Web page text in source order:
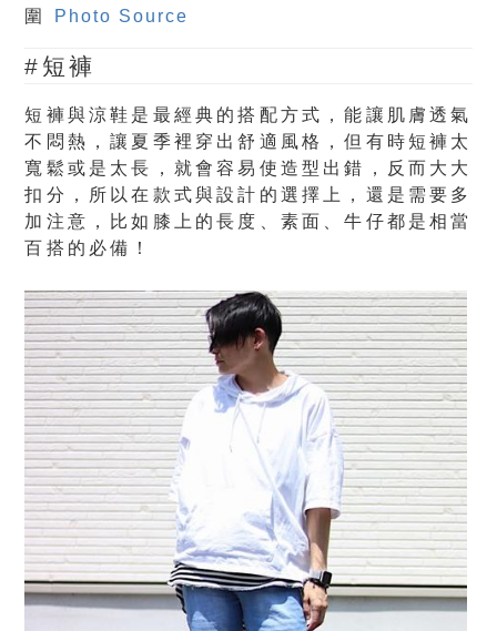
圍
Photo Source
#短褲
短褲與涼鞋是最經典的搭配方式，能讓肌膚透氣
不悶熱，讓夏季裡穿出舒適風格，但有時短褲太
寬鬆或是太長，就會容易使造型出錯，反而大大
扣分，所以在款式與設計的選擇上，還是需要多
加注意，比如膝上的長度、素面、牛仔都是相當
百搭的必備！